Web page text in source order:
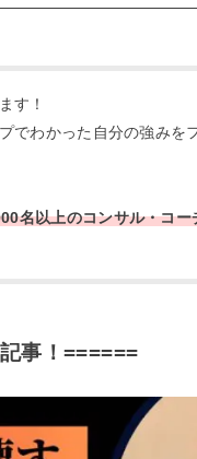
す！
でわかった自分の強みを
名以上のコンサル・コー
事！======